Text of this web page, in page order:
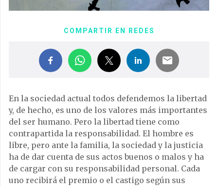
COMPARTIR EN REDES
En la sociedad actual todos defendemos la libertad
y, de hecho, es uno de los valores más importantes
del ser humano. Pero la libertad tiene como
contrapartida la responsabilidad. El hombre es
libre, pero ante la familia, la sociedad y la justicia
ha de dar cuenta de sus actos buenos o malos y ha
de cargar con su responsabilidad personal. Cada
uno recibirá el premio o el castigo según sus